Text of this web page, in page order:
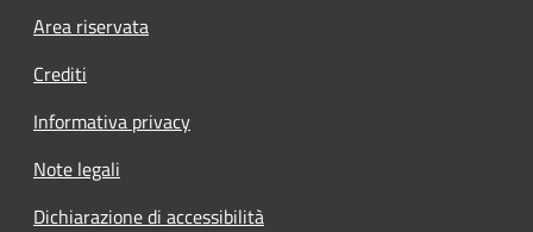
Footer menu
Area riservata
Crediti
Informativa privacy
Note legali
Dichiarazione di accessibilità